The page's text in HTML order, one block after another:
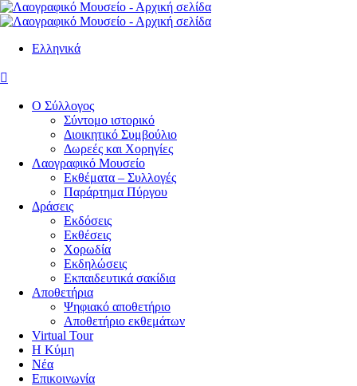
Ελληνικά

Ο Σύλλογος
Σύντομο ιστορικό
Διοικητικό Συμβούλιο
Δωρεές και Χορηγίες
Λαογραφικό Μουσείο
Εκθέματα – Συλλογές
Παράρτημα Πύργου
Δράσεις
Εκδόσεις
Εκθέσεις
Χορωδία
Εκδηλώσεις
Εκπαιδευτικά σακίδια
Αποθετήρια
Ψηφιακό αποθετήριο
Αποθετήριο εκθεμάτων
Virtual Tour
Η Κύμη
Νέα
Επικοινωνία